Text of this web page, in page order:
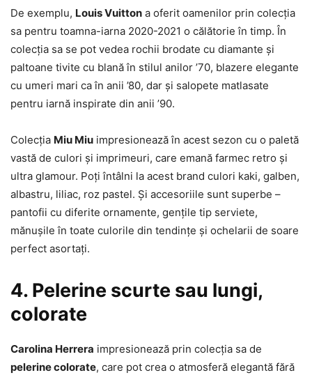
De exemplu, Louis Vuitton a oferit oamenilor prin colecția
sa pentru toamna-iarna 2020-2021 o călătorie în timp. În
colecția sa se pot vedea rochii brodate cu diamante și
paltoane tivite cu blană în stilul anilor ’70, blazere elegante
cu umeri mari ca în anii ’80, dar și salopete matlasate
pentru iarnă inspirate din anii ’90.
Colecția Miu Miu impresionează în acest sezon cu o paletă
vastă de culori și imprimeuri, care emană farmec retro și
ultra glamour. Poți întâlni la acest brand culori kaki, galben,
albastru, liliac, roz pastel. Și accesoriile sunt superbe –
pantofii cu diferite ornamente, gențile tip serviete,
mănușile în toate culorile din tendințe și ochelarii de soare
perfect asortați.
4. Pelerine scurte sau lungi,
colorate
Carolina Herrera impresionează prin colecția sa de
pelerine colorate, care pot crea o atmosferă elegantă fără